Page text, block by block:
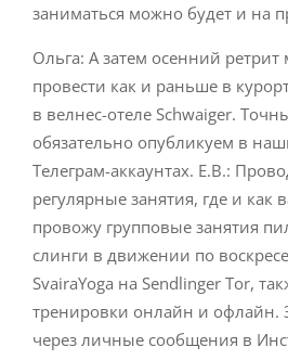
заниматься можно будет и на
Ольга: А затем осенний
провести как и раньше в
в велнес-отеле Schwaiger.
обязательно опубликуем в
Телеграм-аккаунтах. Е.В.:
регулярные занятия, где и как
провожу групповые занятия
слинги в движении по
SvairaYoga на Sendlinger Tor,
тренировки онлайн и офлайн.
через личные сообщения в